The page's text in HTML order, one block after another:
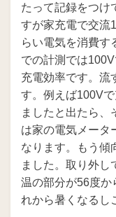
たって記録をつけ
すが家充電で交流
らい電気を消費す
での計測では
充電効率です。流
す。例えば100V
ましたと出たら、
は家の電気メータ
なります。もう傾
ました。取り外し
温の部分が56度か
れから暑くなるし